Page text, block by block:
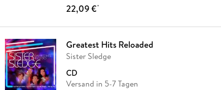
22,09 €*
Greatest Hits Reloaded
Sister Sledge
CD
Versand in 5-7 Tagen